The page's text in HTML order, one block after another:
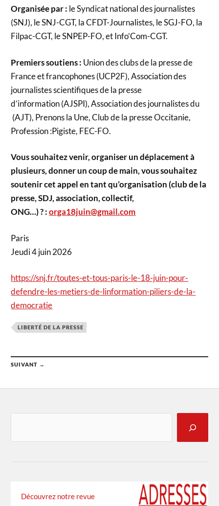
Organisée par : le Syndicat national des journalistes
(SNJ), le SNJ-CGT, la CFDT-Journalistes, le SGJ-FO, la
Filpac-CGT, le SNPEP-FO, et Info’Com-CGT.
Premiers soutiens : Union des clubs de la presse de
France et francophones (UCP2F), Association des
journalistes scientifiques de la presse
d’information (AJSPI), Association des journalistes du
(AJT), Prenons la Une, Club de la presse Occitanie,
Profession :Pigiste, FEC-FO.
Vous souhaitez venir, organiser un déplacement à
plusieurs, donner un coup de main, vous souhaitez
soutenir cet appel en tant qu’organisation (club de la
presse, SDJ, association, collectif,
ONG…) ? :orga18juin@gmail.com
Paris
Jeudi 4 juin 2026
https://snj.fr/toutes-et-tous-paris-le-18-juin-pour-
defendre-les-metiers-de-linformation-piliers-de-la-
democratie
LIBERTÉ DE LA PRESSE
SUIVANT →
Découvrez notre revue